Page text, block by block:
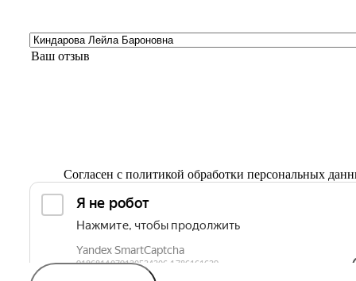
Согласен с политикой обработки персональных